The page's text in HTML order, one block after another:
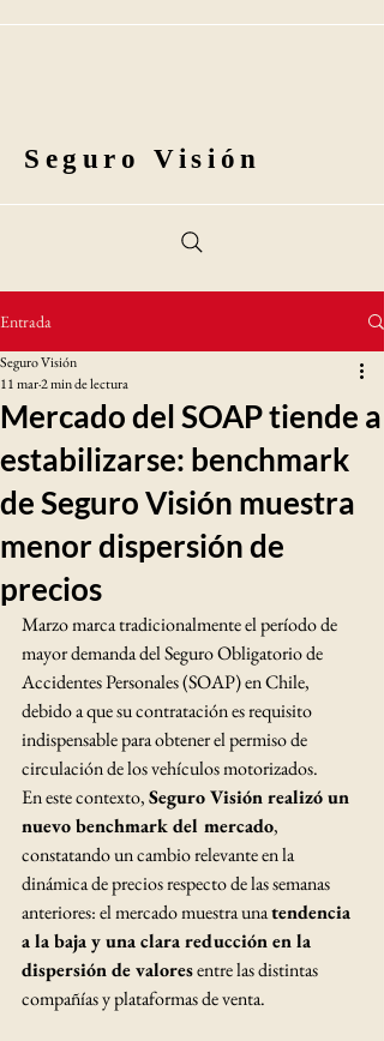
Seguro Visión
Entrada
Mercado del SOAP tiende a
estabilizarse: benchmark
de Seguro Visión muestra
menor dispersión de
precios
Seguro Visión
11 mar2 min de lectura
Marzo marca tradicionalmente el período de
mayor demanda del Seguro Obligatorio de
Accidentes Personales (SOAP) en Chile,
debido a que su contratación es requisito
indispensable para obtener el permiso de
circulación de los vehículos motorizados.
En este contexto, Seguro Visión realizó un
nuevo benchmark del mercado,
constatando un cambio relevante en la
dinámica de precios respecto de las semanas
anteriores: el mercado muestra una tendencia
a la baja y una clara reducción en la
dispersión de valores entre las distintas
compañías y plataformas de venta.